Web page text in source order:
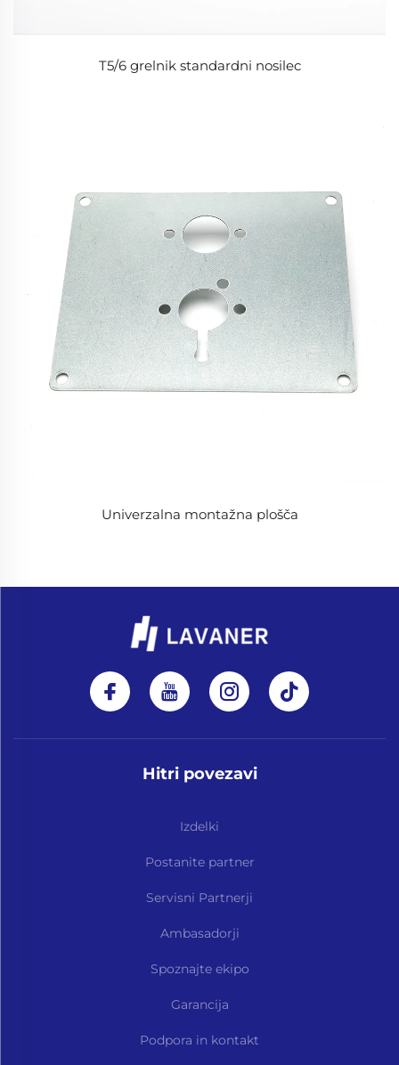
T5/6 grelnik standardni nosilec
Univerzalna montažna plošča
Hitri povezavi
Izdelki
Postanite partner
Servisni Partnerji
Ambasadorji
Spoznajte ekipo
Garancija
Podpora in kontakt